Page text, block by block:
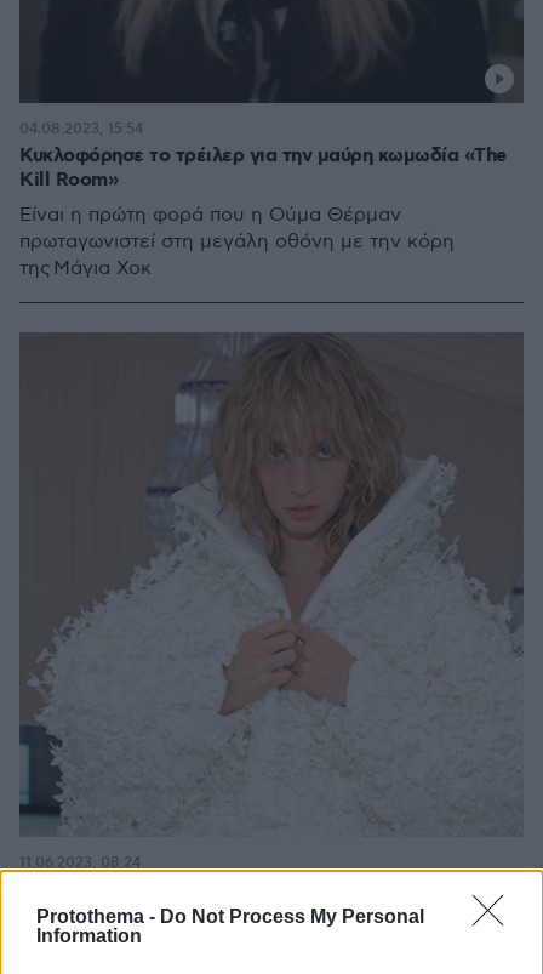
Protothema - Do Not Process My Personal
Information
Κυκλοφόρησε το τρέιλερ για την μαύρη κωμωδία «The
Kill Room»
Eίναι η πρώτη φορά που η Ούμα Θέρμαν
πρωταγωνιστεί στη μεγάλη οθόνη με την κόρη
της Μάγια Χοκ
04.08.2023, 15:54
Η κόρη της Ούμα Θέρμαν και του Ίθαν Χοκ και η πορεία
της από την δυσλεξία στο «Stranger Things» και το
Χόλιγουντ
11.06.2023, 08:24